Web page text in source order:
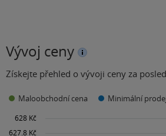
Vývoj ceny
Získejte přehled o vývoji ceny za
Maloobchodní cena Minimální